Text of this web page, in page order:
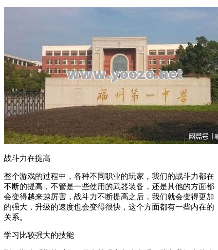
战斗力在提高
整个游戏的过程中，各种不同职业的玩家，我们的战斗力都在
不断的提高，不管是一些使用的武器装备，还是其他的方面都
会变得越来越厉害，战斗力不断提高之后，我们就会变得更加
的强大，升级的速度也会变得很快，这个方面都有一些内在的
关系。
学习比较强大的技能